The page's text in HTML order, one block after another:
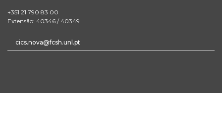
+351 21 790 83 00
Extensão: 40346 / 40349
cics.nova@fcsh.unl.pt